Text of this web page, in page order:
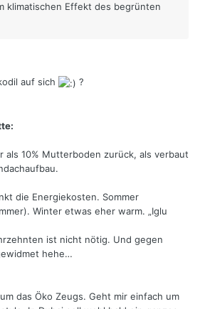
klimatischen Effekt des begrünten
auf sich
?
als 10% Mutterboden zurück, als verbaut
die Energiekosten. Sommer
Winter etwas eher warm. „Iglu
ist nicht nötig. Und gegen
hehe…
das Öko Zeugs. Geht mir einfach um